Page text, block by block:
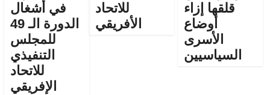
قلقها إزاء
أوضاع
الأسرى
السياسيين
للاتحاد
الأفريقي
في أشغال
الدورة الـ 49
للمجلس
التنفيذي
للاتحاد
الإفريقي